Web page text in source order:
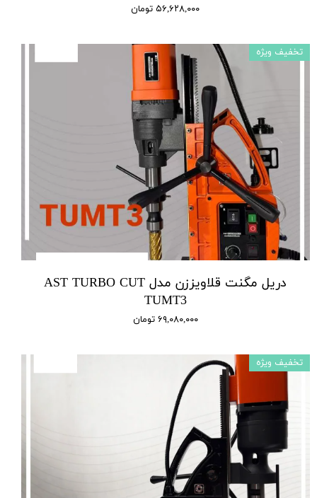
۵۶,۶۲۸,۰۰۰ تومان
دریل مگنت قلاویززن مدل AST TURBO CUT
TUMT3
۶۹,۰۸۰,۰۰۰ تومان
تخفیف ویژه
تخفیف ویژه